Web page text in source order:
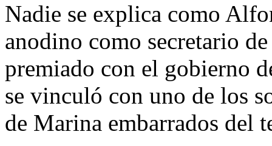
Nadie se explica como
anodino como secretario
premiado con el gobierno
se vinculó con uno de los
de Marina embarrados del